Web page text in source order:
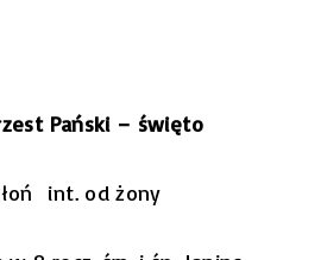
Pański – święto
int. od żony